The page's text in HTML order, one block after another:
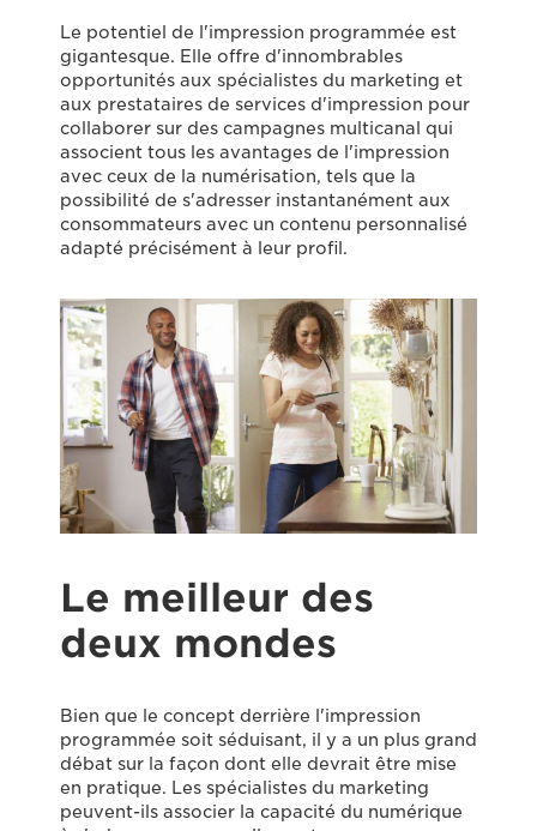
Le potentiel de l'impression programmée est
gigantesque. Elle offre d'innombrables
opportunités aux spécialistes du marketing et
aux prestataires de services d'impression pour
collaborer sur des campagnes multicanal qui
associent tous les avantages de l'impression
avec ceux de la numérisation, tels que la
possibilité de s'adresser instantanément aux
consommateurs avec un contenu personnalisé
adapté précisément à leur profil.
Le meilleur des
deux mondes
Bien que le concept derrière l'impression
programmée soit séduisant, il y a un plus grand
débat sur la façon dont elle devrait être mise
en pratique. Les spécialistes du marketing
peuvent-ils associer la capacité du numérique